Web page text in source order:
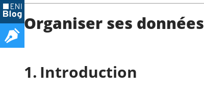
Organiser ses données
Introduction